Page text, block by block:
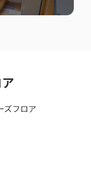
ズフロア